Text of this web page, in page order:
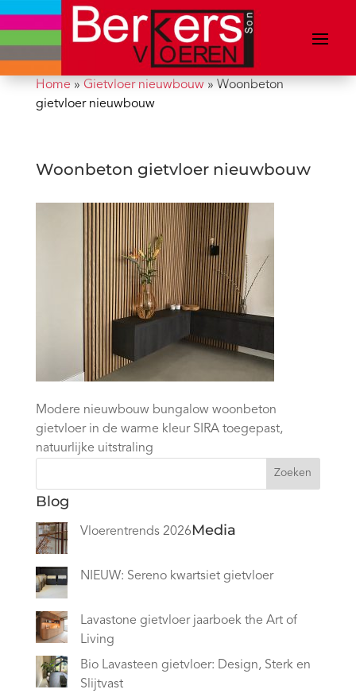
Home» Gietvloer nieuwbouw» Woonbeton
gietvloer nieuwbouw
Woonbeton gietvloer nieuwbouw
Modere nieuwbouw bungalow woonbeton
gietvloer in de warme kleur SIRA toegepast,
natuurlijke uitstraling
Zoeken
Blog
Vloerentrends 2026
NIEUW: Sereno kwartsiet gietvloer
Lavastone gietvloer jaarboek the Art of
Living
Bio Lavasteen gietvloer: Design, Sterk en
Slijtvast
Media